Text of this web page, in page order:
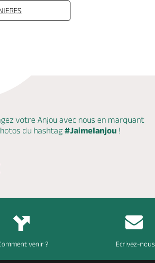
votre Anjou avec nous en marquant
du hashtag#Jaimelanjou !
venir ? Ecrivez-nous